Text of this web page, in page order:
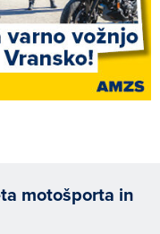
motošporta in